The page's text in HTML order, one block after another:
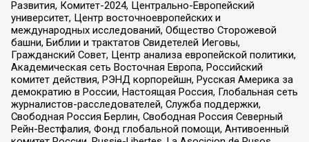
Развития, Комитет-2024, Центрально-Европейский
университет, Центр восточноевропейских и
международных исследований, Общество Сторожевой
башни, Библии и трактатов Свидетелей Иеговы,
Гражданский Совет, Центр анализа европейской политики,
Академическая сеть Восточная Европа, Российский
комитет действия, РЭНД корпорейшн, Русская Америка за
демократию в России, Настоящая Россия, Глобальная сеть
журналистов-расследователей, Служба поддержки,
Свободная Россия Берлин, Свободная Россия Северный
Рейн-Вестфалия, Фонд глобальной помощи, Антивоенный